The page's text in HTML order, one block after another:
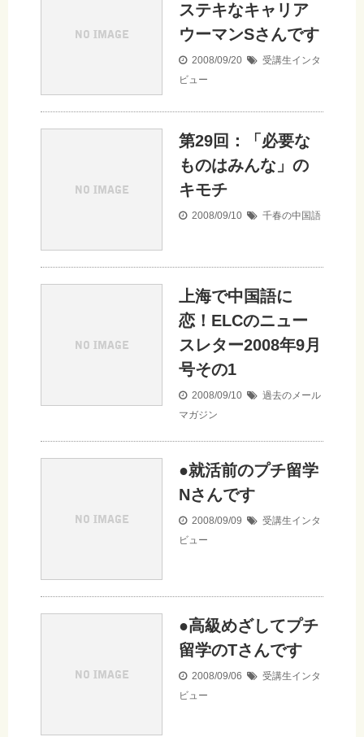
ステキなキャリア
ウーマンSさんです
2008/09/20
受講生インタ
ビュー
第29回：「必要な
ものはみんな」の
キモチ
2008/09/10 千春の中国語
上海で中国語に
恋！ELCのニュー
スレター2008年9月
号その1
2008/09/10
過去のメール
マガジン
●就活前のプチ留学
Nさんです
2008/09/09
受講生インタ
ビュー
●高級めざしてプチ
留学のTさんです
2008/09/06
受講生インタ
ビュー